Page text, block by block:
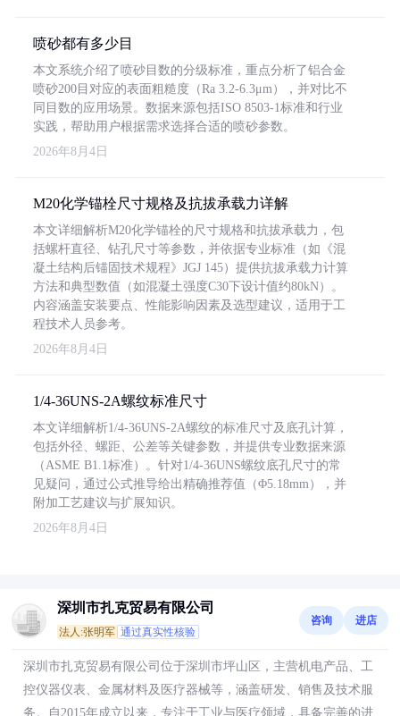
喷砂都有多少目
本文系统介绍了喷砂目数的分级标准，重点分析了铝合金
喷砂200目对应的表面粗糙度（Ra 3.2-6.3μm），并对比不
同目数的应用场景。数据来源包括ISO 8503-1标准和行业
实践，帮助用户根据需求选择合适的喷砂参数。
2026年8月4日
M20化学锚栓尺寸规格及抗拔承载力详解
本文详细解析M20化学锚栓的尺寸规格和抗拔承载力，包
括螺杆直径、钻孔尺寸等参数，并依据专业标准（如《混
凝土结构后锚固技术规程》JGJ 145）提供抗拔承载力计算
方法和典型数值（如混凝土强度C30下设计值约80kN）。
内容涵盖安装要点、性能影响因素及选型建议，适用于工
程技术人员参考。
2026年8月4日
1/4-36UNS-2A螺纹标准尺寸
本文详细解析1/4-36UNS-2A螺纹的标准尺寸及底孔计算，
包括外径、螺距、公差等关键参数，并提供专业数据来源
（ASME B1.1标准）。针对1/4-36UNS螺纹底孔尺寸的常
见疑问，通过公式推导给出精确推荐值（Φ5.18mm），并
附加工艺建议与扩展知识。
2026年8月4日
深圳市扎克贸易有限公司
法人:张明军 通过真实性核验
咨询 进店
深圳市扎克贸易有限公司位于深圳市坪山区，主营机电产品、工
控仪器仪表、金属材料及医疗器械等，涵盖研发、销售及技术服
务。自2015年成立以来，专注于工业与医疗领域，具备完善的进